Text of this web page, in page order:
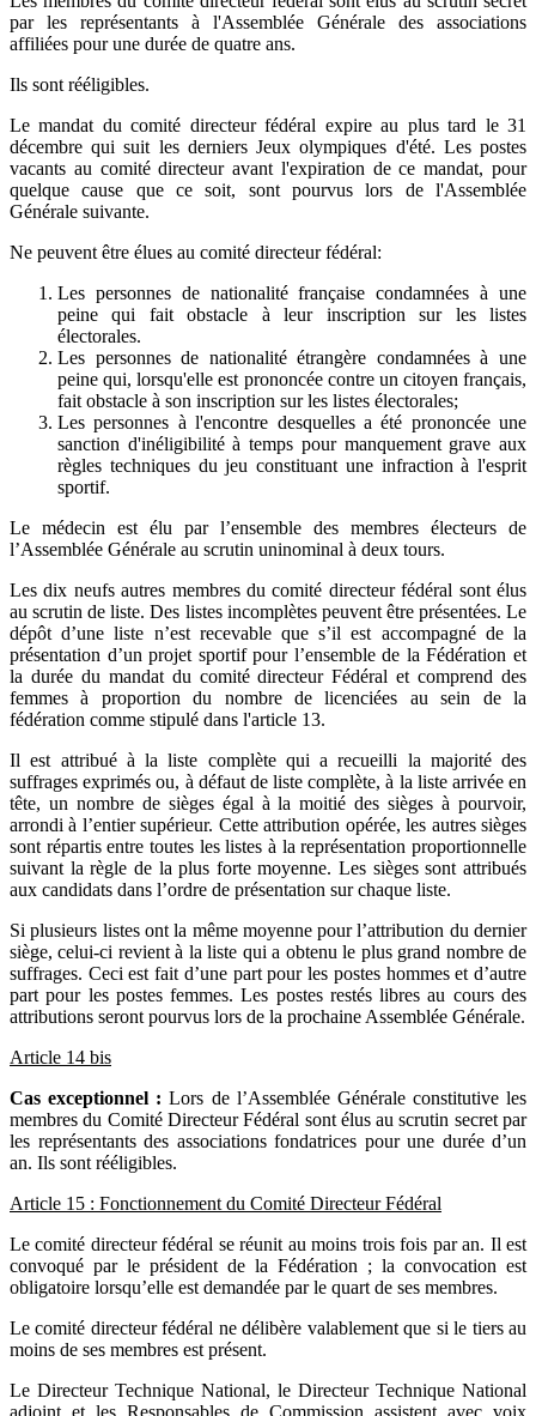
par les représentants à l'Assemblée Générale des associations
affiliées pour une durée de quatre ans.
Ils sont rééligibles.
Le mandat du comité directeur fédéral expire au plus tard le 31
décembre qui suit les derniers Jeux olympiques d'été. Les postes
vacants au comité directeur avant l'expiration de ce mandat, pour
quelque cause que ce soit, sont pourvus lors de l'Assemblée
Générale suivante.
Ne peuvent être élues au comité directeur fédéral:
Les personnes de nationalité française condamnées à une
peine qui fait obstacle à leur inscription sur les listes
électorales.
Les personnes de nationalité étrangère condamnées à une
peine qui, lorsqu'elle est prononcée contre un citoyen français,
fait obstacle à son inscription sur les listes électorales;
Les personnes à l'encontre desquelles a été prononcée une
sanction d'inéligibilité à temps pour manquement grave aux
règles techniques du jeu constituant une infraction à l'esprit
sportif.
Le médecin est élu par l’ensemble des membres électeurs de
l’Assemblée Générale au scrutin uninominal à deux tours.
Les dix neufs autres membres du comité directeur fédéral sont élus
au scrutin de liste. Des listes incomplètes peuvent être présentées. Le
dépôt d’une liste n’est recevable que s’il est accompagné de la
présentation d’un projet sportif pour l’ensemble de la Fédération et
la durée du mandat du comité directeur Fédéral et comprend des
femmes à proportion du nombre de licenciées au sein de la
fédération comme stipulé dans l'article 13.
Il est attribué à la liste complète qui a recueilli la majorité des
suffrages exprimés ou, à défaut de liste complète, à la liste arrivée en
tête, un nombre de sièges égal à la moitié des sièges à pourvoir,
arrondi à l’entier supérieur. Cette attribution opérée, les autres sièges
sont répartis entre toutes les listes à la représentation proportionnelle
suivant la règle de la plus forte moyenne. Les sièges sont attribués
aux candidats dans l’ordre de présentation sur chaque liste.
Si plusieurs listes ont la même moyenne pour l’attribution du dernier
siège, celui-ci revient à la liste qui a obtenu le plus grand nombre de
suffrages. Ceci est fait d’une part pour les postes hommes et d’autre
part pour les postes femmes. Les postes restés libres au cours des
attributions seront pourvus lors de la prochaine Assemblée Générale.
Article 14 bis
Cas exceptionnel : Lors de l’Assemblée Générale constitutive les
membres du Comité Directeur Fédéral sont élus au scrutin secret par
les représentants des associations fondatrices pour une durée d’un
an. Ils sont rééligibles.
Article 15 : Fonctionnement du Comité Directeur Fédéral
Le comité directeur fédéral se réunit au moins trois fois par an. Il est
convoqué par le président de la Fédération ; la convocation est
obligatoire lorsqu’elle est demandée par le quart de ses membres.
Le comité directeur fédéral ne délibère valablement que si le tiers au
moins de ses membres est présent.
Le Directeur Technique National, le Directeur Technique National
adjoint et les Responsables de Commission assistent avec voix